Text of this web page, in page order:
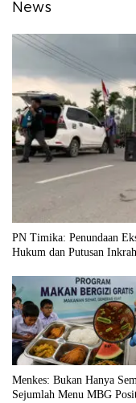
News
PN Timika: Penundaan
Hukum dan Putusan Inkrah
Menkes: Bukan Hanya
Sejumlah Menu MBG